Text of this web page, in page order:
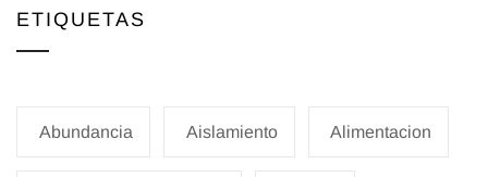
ETIQUETAS
Abundancia Aislamiento Alimentacion